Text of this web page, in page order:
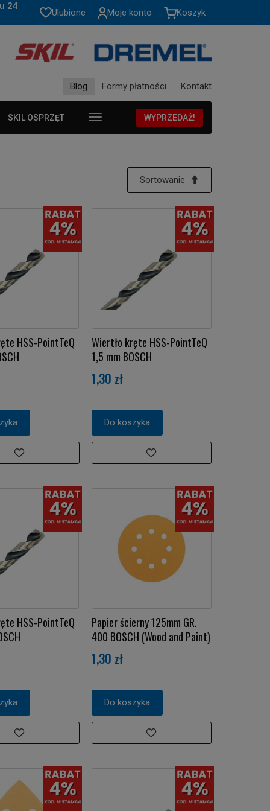
24
Ulubione Moje konto Koszyk
Blog Formy płatności Kontakt
SKIL OSPRZĘT WYPRZEDAŻ!
Sortowanie
HSS-PointTeQ
Wiertło kręte HSS-PointTeQ
1,5 mm BOSCH
1,30 zł
Do koszyka
HSS-PointTeQ
Papier ścierny 125mm GR.
400 BOSCH (Wood and Paint)
1,30 zł
Do koszyka